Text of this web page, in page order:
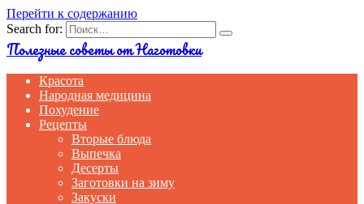
Перейти к содержанию
Search for:
Полезные советы от Наготовки
Красота
Народная медицина
Похудение
Рецепты
Вторые блюда
Выпечка
Десерты
Заготовки на зиму
Закуски